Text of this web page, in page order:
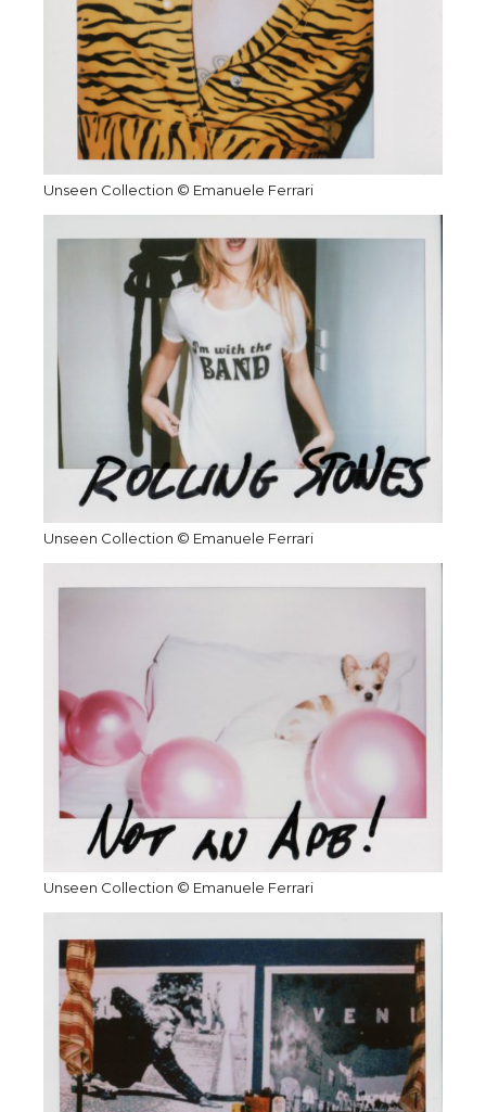
Unseen Collection © Emanuele Ferrari
Unseen Collection © Emanuele Ferrari
Unseen Collection © Emanuele Ferrari